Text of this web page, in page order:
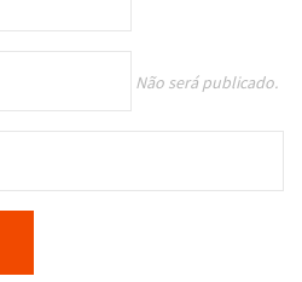
Não será publicado.